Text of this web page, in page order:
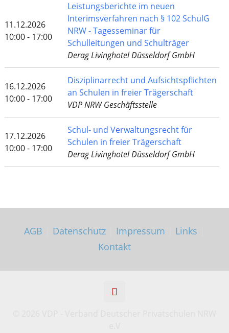
11.12.2026
10:00 - 17:00
Leistungsberichte im neuen
Interimsverfahren nach § 102 SchulG
NRW - Tagesseminar für
Schulleitungen und Schulträger
Derag Livinghotel Düsseldorf GmbH
16.12.2026
10:00 - 17:00
Disziplinarrecht und Aufsichtspflichten
an Schulen in freier Trägerschaft
VDP NRW Geschäftsstelle
17.12.2026
10:00 - 17:00
Schul- und Verwaltungsrecht für
Schulen in freier Trägerschaft
Derag Livinghotel Düsseldorf GmbH
AGB Datenschutz Impressum Links
Kontakt